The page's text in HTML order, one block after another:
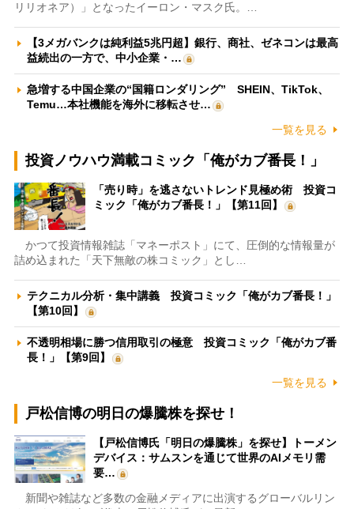
リリオネア）」となったイーロン・マスク氏。…
【3メガバンクは純利益5兆円超】銀行、商社、ゼネコンは最高
益続出の一方で、中小企業・…
急増する中国企業の“国籍ロンダリング” SHEIN、TikTok、
Temu…本社機能を海外に移転させ…
一覧を見る
投資ノウハウ満載コミック「俺がカブ番長！」
「売り時」を逃さないトレンド見極め術 投資コ
ミック「俺がカブ番長！」【第11回】
かつて投資情報雑誌「マネーポスト」にて、圧倒的な情報量が
詰め込まれた「天下無敵の株コミック」とし…
テクニカル分析・集中講義 投資コミック「俺がカブ番長！」
【第10回】
不透明相場に勝つ信用取引の極意 投資コミック「俺がカブ番
長！」【第9回】
一覧を見る
戸松信博の明日の爆騰株を探せ！
【戸松信博氏「明日の爆騰株」を探せ】トーメン
デバイス：サムスンを通じて世界のAIメモリ需
要…
新聞や雑誌など多数の金融メディアに出演するグローバルリン